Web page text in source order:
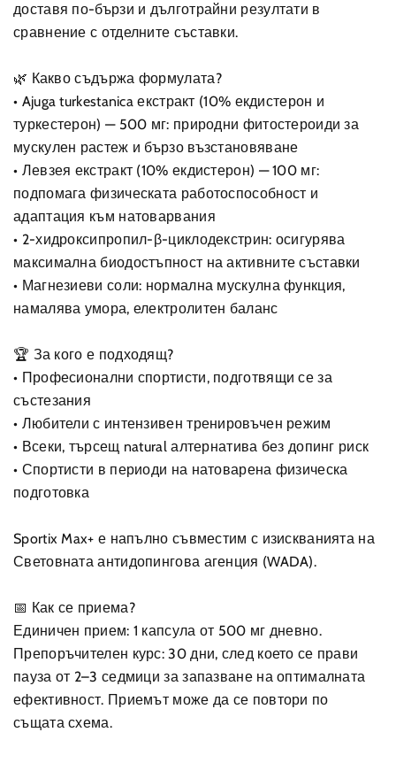
доставя по-бързи и дълготрайни резултати в
сравнение с отделните съставки.
🌿 Какво съдържа формулата?
• Ajuga turkestanica екстракт (10% екдистерон и
туркестерон) — 500 мг: природни фитостероиди за
мускулен растеж и бързо възстановяване
• Левзея екстракт (10% екдистерон) — 100 мг:
подпомага физическата работоспособност и
адаптация към натоварвания
• 2-хидроксипропил-β-циклодекстрин: осигурява
максимална биодостъпност на активните съставки
• Магнезиеви соли: нормална мускулна функция,
намалява умора, електролитен баланс
🏆 За кого е подходящ?
• Професионални спортисти, подготвящи се за
състезания
• Любители с интензивен тренировъчен режим
• Всеки, търсещ natural алтернатива без допинг риск
• Спортисти в периоди на натоварена физическа
подготовка
Sportix Max+ е напълно съвместим с изискванията на
Световната антидопингова агенция (WADA).
📅 Как се приема?
Единичен прием: 1 капсула от 500 мг дневно.
Препоръчителен курс: 30 дни, след което се прави
пауза от 2–3 седмици за запазване на оптималната
ефективност. Приемът може да се повтори по
същата схема.